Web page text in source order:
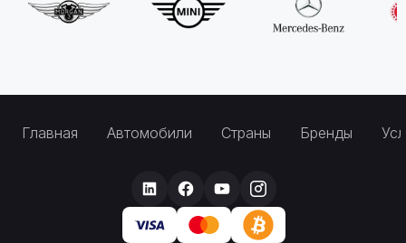
Главная Автомобили Страны Бренды